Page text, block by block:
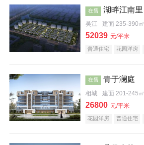
在售 湖畔江南里
吴江 建面 235-390㎡
52039 元/平米
普通住宅 花园洋房
在售 青于澜庭
相城 建面 201-245㎡
26800 元/平米
花园洋房 普通住宅